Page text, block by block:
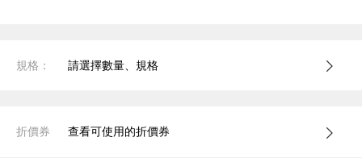
規格： 請選擇數量、規格
折價券 查看可使用的折價券